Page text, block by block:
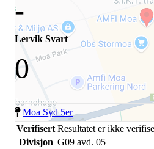
-
Lervik Svart
0
Moa Syd 5er
Verifisert Resultatet er ikke
Divisjon G09 avd. 05